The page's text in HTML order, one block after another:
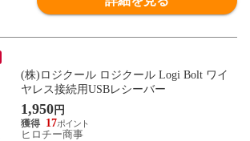
(株)ロジクール ロジクール Logi Bolt ワイ
ヤレス接続用USBレシーバー
1,950円
17
ヒロチー商事